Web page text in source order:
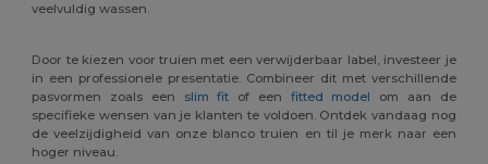
veelvuldig wassen.
Door te kiezen voor truien met een verwijderbaar label, investeer je
in een professionele presentatie. Combineer dit met verschillende
pasvormen zoals een
slim fit of een fitted model
om aan de
specifieke wensen van je klanten te voldoen. Ontdek vandaag nog
de veelzijdigheid van onze blanco truien en til je merk naar een
hoger niveau.